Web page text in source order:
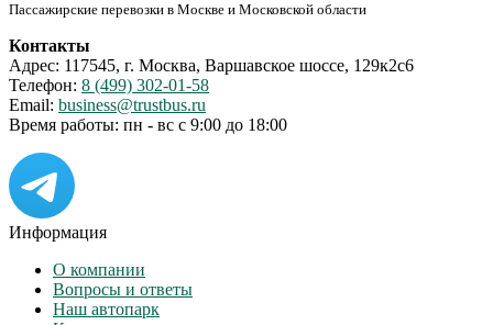
Пассажирские перевозки в Москве и Московской области
Контакты
Адрес: 117545, г. Москва, Варшавское шоссе, 129к2с6
Телефон: 8 (499) 302-01-58
Email: business@trustbus.ru
Время работы: пн - вс с 9:00 до 18:00
Информация
О компании
Вопросы и ответы
Наш автопарк